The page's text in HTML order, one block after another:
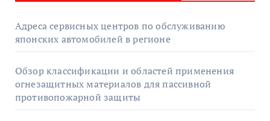
Адреса сервисных центров по обслуживанию
японских автомобилей в регионе
Обзор классификации и областей применения
огнезащитных материалов для пассивной
противопожарной защиты